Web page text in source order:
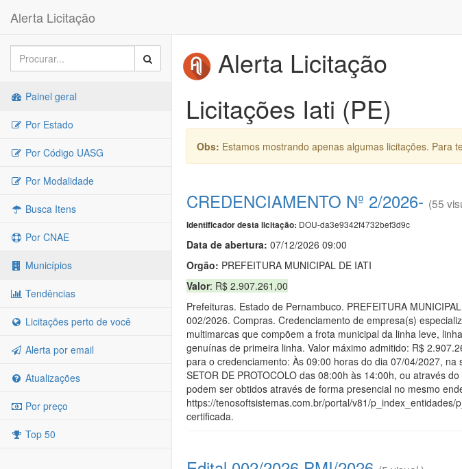
Alerta Licitação
Painel geral
Por Estado
Por Código UASG
Por Modalidade
Busca Itens
Por CNAE
Municípios
Tendências
Licitações perto de você
Alerta por email
Atualizações
Por preço
Top 50
Alerta Licitação
Licitações Iati (PE)
Obs: Estamos mostrando apenas algumas licitações. Para
CREDENCIAMENTO Nº 2/2026- (55
Identificador desta licitação: DOU-da3e9342f4732bef3d9c
Data de abertura: 07/12/2026 09:00
Orgão: PREFEITURA MUNICIPAL DE IATI
Valor: R$ 2.907.261,00
Prefeituras. Estado de Pernambuco. PREFEITURA
002/2026. Compras. Credenciamento de empresa(s)
multimarcas que compõem a frota municipal da linha leve,
genuínas de primeira linha. Valor máximo admitido: R$
para o credenciamento: Às 09:00 horas do dia 07/04/2027,
SETOR DE PROTOCOLO das 08:00h às 14:00h, ou através
podem ser obtidos através de forma presencial no mesmo
https://tenosoftsistemas.com.br/portal/v81/
certificada.